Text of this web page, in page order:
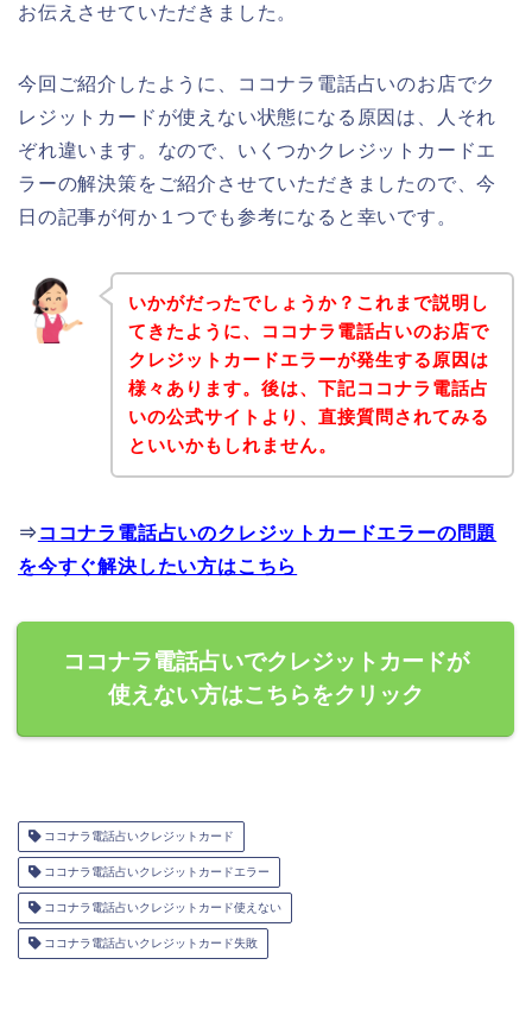
お伝えさせていただきました。
今回ご紹介したように、ココナラ電話占いのお店でク
レジットカードが使えない状態になる原因は、人それ
ぞれ違います。なので、いくつかクレジットカードエ
ラーの解決策をご紹介させていただきましたので、今
日の記事が何か１つでも参考になると幸いです。
いかがだったでしょうか？これまで説明し
てきたように、ココナラ電話占いのお店で
クレジットカードエラーが発生する原因は
様々あります。後は、下記ココナラ電話占
いの公式サイトより、直接質問されてみる
といいかもしれません。
⇒ ココナラ電話占いのクレジットカードエラーの問題
を今すぐ解決したい方はこちら
ココナラ電話占いでクレジットカードが
使えない方はこちらをクリック
ココナラ電話占いクレジットカード
ココナラ電話占いクレジットカードエラー
ココナラ電話占いクレジットカード使えない
ココナラ電話占いクレジットカード失敗